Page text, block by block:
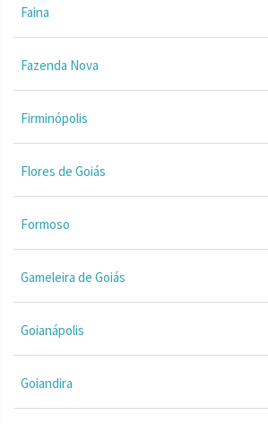
Faina
Fazenda Nova
Firminópolis
Flores de Goiás
Formoso
Gameleira de Goiás
Goianápolis
Goiandira